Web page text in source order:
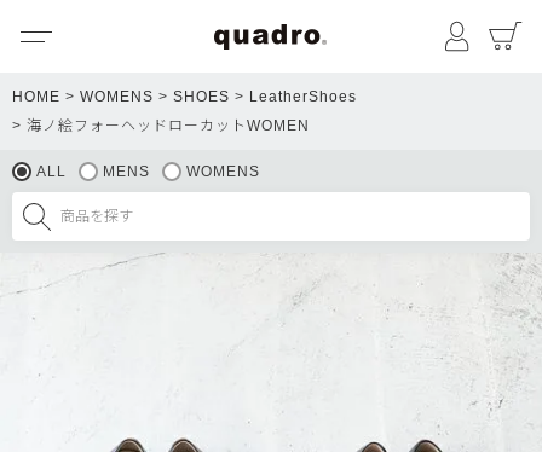
マイペ
HOME WOMENS SHOES
LeatherShoes
海ノ絵フォーヘッドローカットWOMEN
ALL MENS WOMENS